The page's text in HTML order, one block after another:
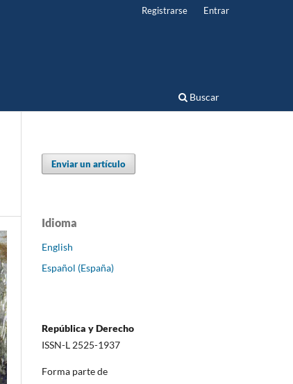
Buscar
Registrarse Entrar
Enviar un artículo
Idioma
English
Español (España)
República y Derecho
ISSN-L 2525-1937
Forma parte de